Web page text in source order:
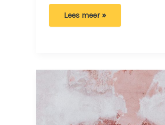
Bizar:
als
huisdier
houden.
Lees meer »